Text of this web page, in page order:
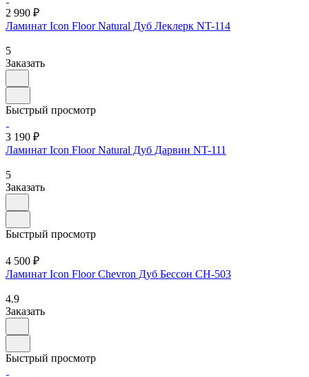
2 990 ₽
Ламинат Icon Floor Natural Дуб Леклерк NT-114
5
Заказать
Быстрый просмотр
3 190 ₽
Ламинат Icon Floor Natural Дуб Дарвин NT-111
5
Заказать
Быстрый просмотр
4 500 ₽
Ламинат Icon Floor Chevron Дуб Бессон CH-503
4.9
Заказать
Быстрый просмотр